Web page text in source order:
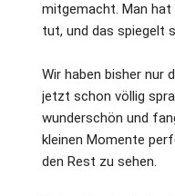
mitgemacht. Man
tut, und das spiegelt
Wir haben bisher nur
jetzt schon völlig
wunderschön und
kleinen Momente
den Rest zu sehen.